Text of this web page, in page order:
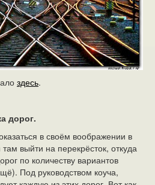
здесь.
дорог.
в своём воображении в
выйти на перекрёсток, откуда
по количеству вариантов
Под руководством коуча,